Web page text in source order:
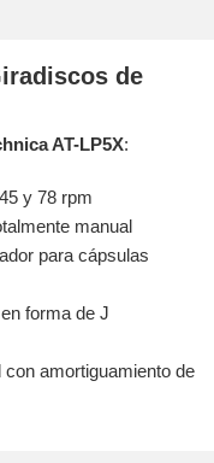
de
AT-LP5X:
y 78 rpm
manual
para cápsulas
forma de J
amortiguamiento de